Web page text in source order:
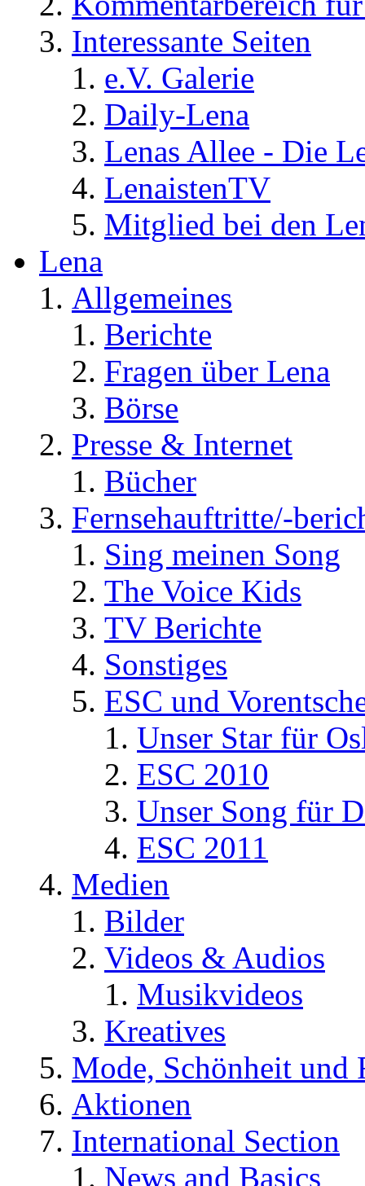
Interessante Seiten
e.V. Galerie
Daily-Lena
Lenas Allee - Die
LenaistenTV
Mitglied bei den
Lena
Allgemeines
Berichte
Fragen über Lena
Börse
Presse & Internet
Bücher
Fernsehauftritte/-
Sing meinen Song
The Voice Kids
TV Berichte
Sonstiges
ESC und
Unser Star für
ESC 2010
Unser Song für
ESC 2011
Medien
Bilder
Videos & Audios
Musikvideos
Kreatives
Mode, Schönheit und
Aktionen
International Section
News and Basics